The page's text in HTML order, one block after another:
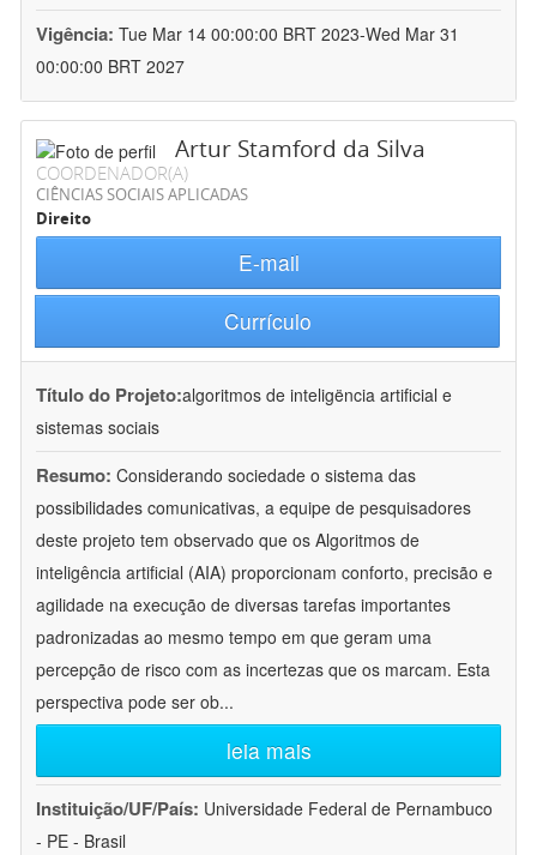
Vigência: Tue Mar 14 00:00:00 BRT 2023-Wed Mar 31
00:00:00 BRT 2027
Artur Stamford da Silva
COORDENADOR(A)
CIÊNCIAS SOCIAIS APLICADAS
Direito
E-mail
Currículo
Título do Projeto:algoritmos de inteligëncia artificial e
sistemas sociais
Resumo: Considerando sociedade o sistema das
possibilidades comunicativas, a equipe de pesquisadores
deste projeto tem observado que os Algoritmos de
inteligência artificial (AIA) proporcionam conforto, precisão e
agilidade na execução de diversas tarefas importantes
padronizadas ao mesmo tempo em que geram uma
percepção de risco com as incertezas que os marcam. Esta
perspectiva pode ser ob...
leia mais
Instituição/UF/País: Universidade Federal de Pernambuco
- PE - Brasil